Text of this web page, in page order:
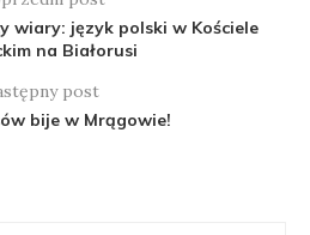
wiary: język polski w Kościele
na Białorusi
post
bije w Mrągowie!